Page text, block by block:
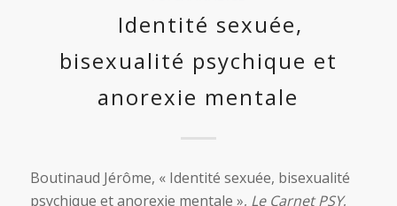
Identité sexuée,
bisexualité psychique et
anorexie mentale
Boutinaud Jérôme, « Identité sexuée, bisexualité
psychique et anorexie mentale », Le Carnet PSY,